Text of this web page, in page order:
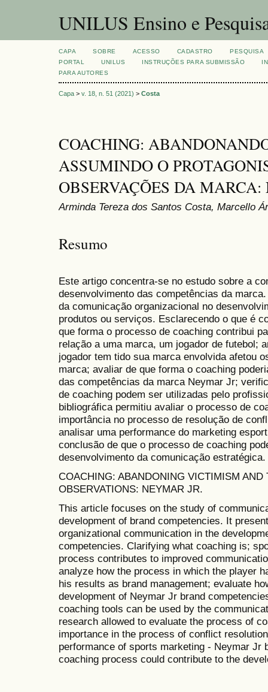
UNILUS Ensino e
CAPA SOBRE ACESSO CADASTRO
PESQUISA
PORTAL
UNILUS INSTRUÇÕES PARA SUBMISSÃO
PARA AUTORES
Capa > v. 18, n. 51 (2021) > Costa
COACHING:
ASSUMINDO O
OBSERVAÇÕES DA
Arminda Tereza dos Santos Costa, Marcello
Resumo
Este artigo concentra-se no estudo sobre a
desenvolvimento das competências da
da comunicação organizacional no
produtos ou serviços. Esclarecendo o que é
que forma o processo de coaching contribui
relação a uma marca, um jogador de futebol;
jogador tem tido sua marca envolvida afetou
marca; avaliar de que forma o coaching
das competências da marca Neymar Jr;
de coaching podem ser utilizadas pelo
bibliográfica permitiu avaliar o processo de
importância no processo de resolução de
analisar uma performance do marketing
conclusão de que o processo de coaching
desenvolvimento da comunicação estratégica.
COACHING: ABANDONING VICTIMISM
OBSERVATIONS: NEYMAR JR.
This article focuses on the study of
development of brand competencies. It
organizational communication in the
competencies. Clarifying what coaching is;
process contributes to improved
analyze how the process in which the player
his results as brand management; evaluate
development of Neymar Jr brand
coaching tools can be used by the
research allowed to evaluate the process of
importance in the process of conflict
performance of sports marketing - Neymar Jr
coaching process could contribute to the